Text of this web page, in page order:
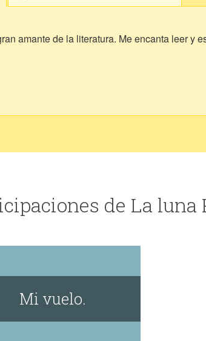
amante de la literatura. Me encanta leer y
de La luna
Mi vuelo.